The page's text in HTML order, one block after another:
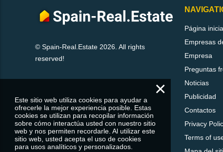
© Spain-Real.Estate 2026. All rights
reserved!
Página
Empresas
Empresa
Preguntas
Noticias
Publicidad
Contactos
Privacy
Terms of
×
Este sitio web utiliza cookies para ayudar a
ofrecerle la mejor experiencia posible. Estas
cookies se utilizan para recopilar información
sobre cómo interactúa usted con nuestro sitio
web y nos permiten recordarle. Al utilizar este
sitio web, usted acepta el uso de cookies
para usos analíticos y personalizados.